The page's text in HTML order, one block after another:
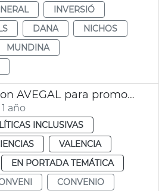
INVERSIÓ
DANA
NICHOS
MUNDINA
JGL convenio con AVEGAL para promoción derechos LGTBI
año
INCLUSIVAS
VALENCIA
EN PORTADA TEMÁTICA
CONVENIO